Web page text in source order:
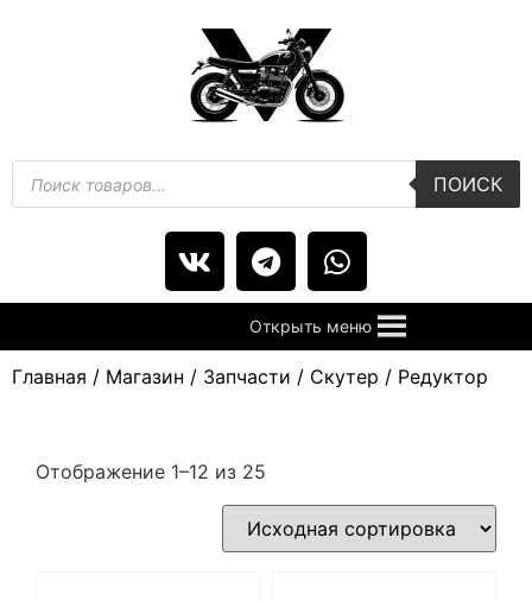
ПОИСК
Открыть меню
Главная / Магазин / Запчасти / Скутер / Редуктор
Отображение 1–12 из 25